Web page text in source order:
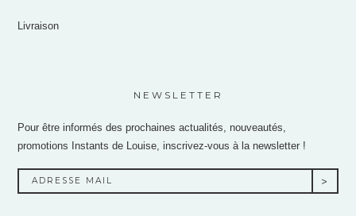
Livraison
NEWSLETTER
Pour être informés des prochaines actualités, nouveautés,
promotions Instants de Louise, inscrivez-vous à la newsletter !